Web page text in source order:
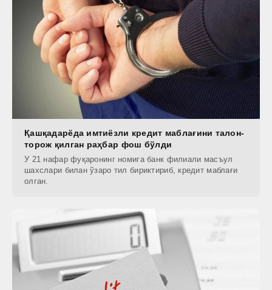
Қашқадарёда имтиёзли кредит маблағини талон-
торож қилган раҳбар фош бўлди
У 21 нафар фуқаронинг номига банк филиали масъул
шахслари билан ўзаро тил бириктириб, кредит маблағи
олган.